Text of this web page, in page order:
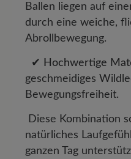
Ballen liegen auf
durch eine weiche,
Abrollbewegung.
✔ Hochwertige
geschmeidiges
Bewegungsfreiheit.
Diese Kombination
natürliches
ganzen Tag